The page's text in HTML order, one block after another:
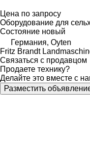
Цена по запросу
Оборудование для
Состояние новый
Германия, Oyten
Fritz Brandt
Связаться с продавцом
Продаете технику?
Делайте это вместе с
Разместить